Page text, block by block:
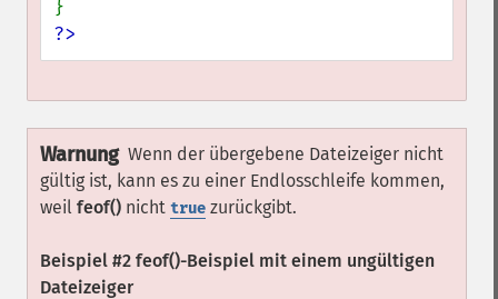
?>
Warnung Wenn der übergebene Dateizeiger nicht
gültig ist, kann es zu einer Endlosschleife kommen,
weil feof() nicht true zurückgibt.
Beispiel #2 feof()-Beispiel mit einem ungültigen
Dateizeiger